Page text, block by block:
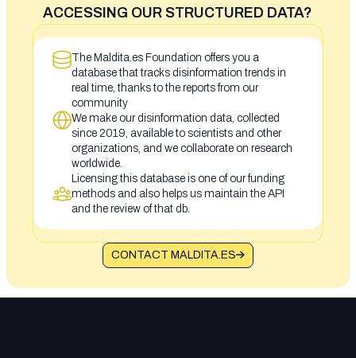
ACCESSING OUR STRUCTURED DATA?
The Maldita.es Foundation offers you a
database that tracks disinformation trends in
real time, thanks to the reports from our
community
We make our disinformation data, collected
since 2019, available to scientists and other
organizations, and we collaborate on research
worldwide.
Licensing this database is one of our funding
methods and also helps us maintain the API
and the review of that db.
CONTACT MALDITA.ES